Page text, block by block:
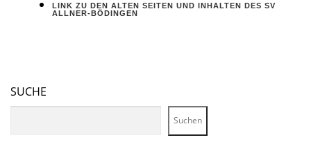
LINK ZU DEN ALTEN SEITEN UND INHALTEN DES SV
ALLNER-BÖDINGEN
SUCHE
Suchen